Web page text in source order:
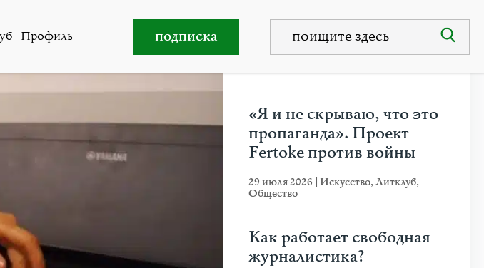
Профиль подписка
«Я и не скрываю, что это
пропаганда». Проект
Fertoke против войны
29 июля 2026 Искусство,Литклуб,
Общество
Как работает свободная
журналистика?